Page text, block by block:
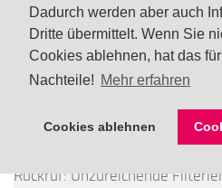
Dadurch werden aber auch
Dritte übermittelt. Wenn Sie
Cookies ablehnen, hat das
Nachteile! Mehr erfahren
Cookies ablehnen
ATEMSCHUTZMASKEN/SONSTIGE
Rückruf: Unzureichende